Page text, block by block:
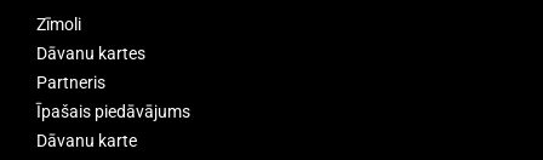
Zīmoli
Dāvanu kartes
Partneris
Īpašais piedāvājums
Dāvanu karte